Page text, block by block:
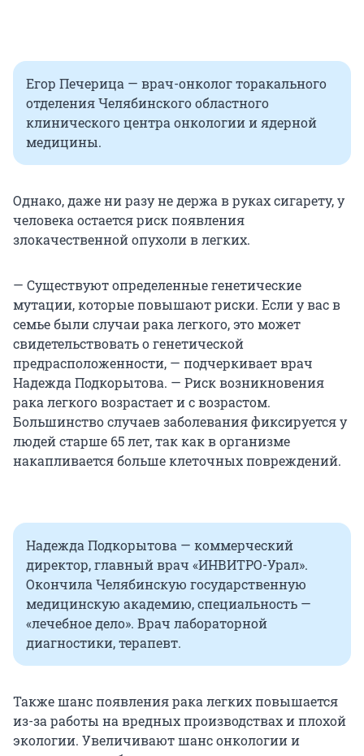
Егор Печерица — врач-онколог торакального
отделения Челябинского областного
клинического центра онкологии и ядерной
медицины.
Однако, даже ни разу не держа в руках сигарету, у
человека остается риск появления
злокачественной опухоли в легких.
— Существуют определенные генетические
мутации, которые повышают риски. Если у вас в
семье были случаи рака легкого, это может
свидетельствовать о генетической
предрасположенности, — подчеркивает врач
Надежда Подкорытова. — Риск возникновения
рака легкого возрастает и с возрастом.
Большинство случаев заболевания фиксируется у
людей старше 65 лет, так как в организме
накапливается больше клеточных повреждений.
Надежда Подкорытова — коммерческий
директор, главный врач «ИНВИТРО-Урал».
Окончила Челябинскую государственную
медицинскую академию, специальность —
«лечебное дело». Врач лабораторной
диагностики, терапевт.
Также шанс появления рака легких повышается
из-за работы на вредных производствах и плохой
экологии. Увеличивают шанс онкологии и